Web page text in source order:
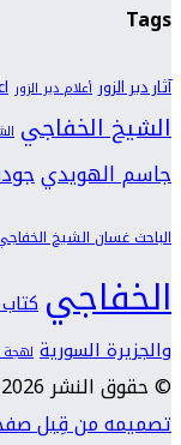
Tags
آثار دير الزور أعلام دير الزور
الشيخ الخفاجي
جاسم الهويدي
الباحث غسان الشيخ
الخفاجي
والجزيرة السورية لهجة
© حقوق النشر 2026، جميع الحقوق محفوظة |
تصميمه من قِبل